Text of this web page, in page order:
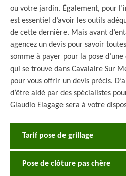
ou votre jardin. Également, pour
est essentiel d’avoir les outils
de cette dernière. Mais avant
agencez un devis pour savoir
somme à payer pour la pose
qui se trouve dans Cavalaire Sur
pour vous offrir un devis précis.
d’être aidé par des spécialistes
Glaudio Elagage sera à votre
Tarif pose de grillage
Pose de clôture pas chère